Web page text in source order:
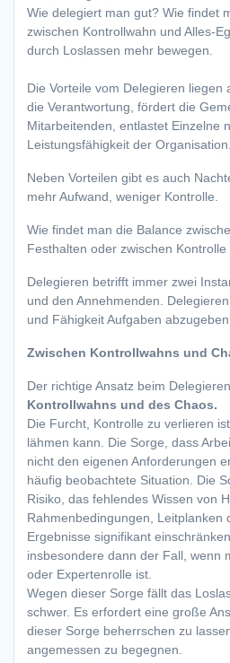
Wie delegiert man gut? Wie findet
zwischen Kontrollwahn und Alles-
durch Loslassen mehr bewegen.
Die Vorteile vom Delegieren liegen
die Verantwortung, fördert die
Mitarbeitenden, entlastet Einzelne
Leistungsfähigkeit der Organisation.
Neben Vorteilen gibt es auch
mehr Aufwand, weniger Kontrolle.
Wie findet man die Balance
Festhalten oder zwischen Kontrolle
Delegieren betrifft immer zwei
und den Annehmenden.
und Fähigkeit Aufgaben
Zwischen Kontrollwahns und
Der richtige Ansatz beim
Kontrollwahns und des Chaos.
Die Furcht, Kontrolle zu verlieren
lähmen kann. Die Sorge, dass
nicht den eigenen Anforderungen
häufig beobachtete Situation. Die
Risiko, das fehlendes Wissen von
Rahmenbedingungen, Leitplanken
Ergebnisse signifikant
insbesondere dann der Fall, wenn
oder Expertenrolle ist.
Wegen dieser Sorge fällt das
schwer. Es erfordert eine große
dieser Sorge beherrschen zu
angemessen zu begegnen.